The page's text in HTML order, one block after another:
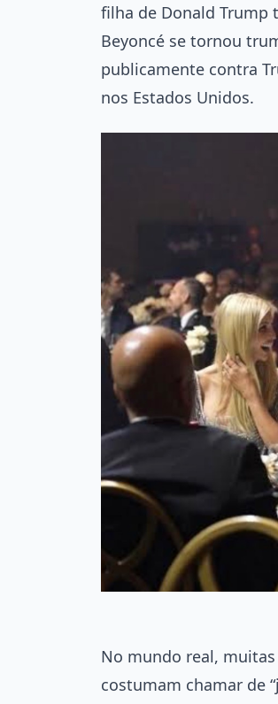
filha de Donald Trump
Beyoncé se tornou
publicamente contra
nos Estados Unidos.
No mundo real,
costumam chamar de